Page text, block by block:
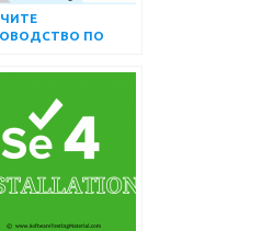
ПО
WEBDRIVER
ЛИБО